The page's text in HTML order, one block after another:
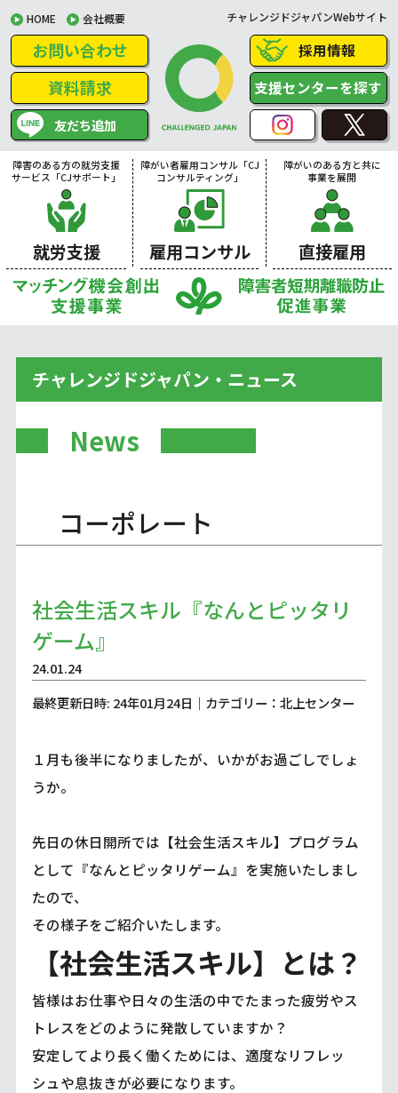
HOME 会社概要 チャレンジドジャパンWebサイト
お問い合わせ
資料請求
友だち追加
採用情報
支援センターを探す
障害のある方の就労支援
サービス「CJサポート」
就労支援
障がい者雇用コンサル「CJ
コンサルティング」
雇用コンサル
障がいのある方と共に
事業を展開
直接雇用
チャレンジドジャパン・ニュース
News
コーポレート
社会生活スキル『なんとピッタリ
ゲーム』
24.01.24
最終更新日時: 24年01月24日｜カテゴリー：北上センター
１月も後半になりましたが、いかがお過ごしでしょ
うか。
先日の休日開所では【社会生活スキル】プログラム
として『なんとピッタリゲーム』を実施いたしまし
たので、
その様子をご紹介いたします。
【社会生活スキル】とは？
皆様はお仕事や日々の生活の中でたまった疲労やス
トレスをどのように発散していますか？
安定してより長く働くためには、適度なリフレッ
シュや息抜きが必要になります。